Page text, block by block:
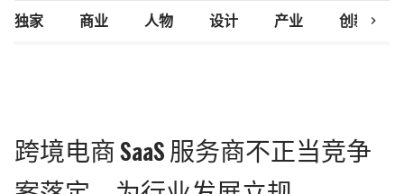
独家 商业 人物 设计 产业 创新研究
chevron_right
跨境电商 SaaS 服务商不正当竞争